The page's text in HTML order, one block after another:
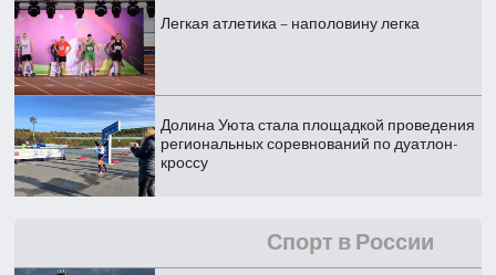
Легкая атлетика – наполовину легка
Долина Уюта стала площадкой проведения
региональных соревнований по дуатлон-
кроссу
Спорт в России